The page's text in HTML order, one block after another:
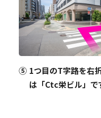
1つ目のT字路を右
は「Ctc栄ビル」で